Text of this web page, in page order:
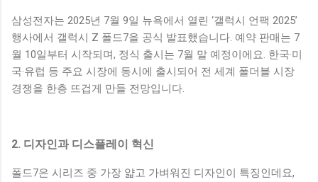
삼성전자는 2025년 7월 9일 뉴욕에서 열린 ‘갤럭시 언팩 2025’
행사에서 갤럭시 Z 폴드7을 공식 발표했습니다. 예약 판매는 7
월 10일부터 시작되며, 정식 출시는 7월 말 예정이에요. 한국·미
국·유럽 등 주요 시장에 동시에 출시되어 전 세계 폴더블 시장
경쟁을 한층 뜨겁게 만들 전망입니다.
2. 디자인과 디스플레이 혁신
폴드7은 시리즈 중 가장 얇고 가벼워진 디자인이 특징인데요,